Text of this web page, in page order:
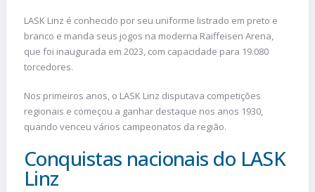
LASK Linz é conhecido por seu uniforme listrado em preto e
branco e manda seus jogos na moderna Raiffeisen Arena,
que foi inaugurada em 2023, com capacidade para 19.080
torcedores.
Nos primeiros anos, o LASK Linz disputava competições
regionais e começou a ganhar destaque nos anos 1930,
quando venceu vários campeonatos da região.
Conquistas nacionais do LASK
Linz